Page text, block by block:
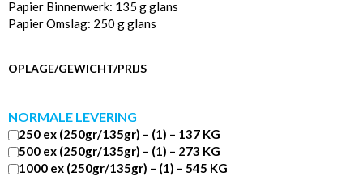
Papier Binnenwerk: 135 g glans
Papier Omslag: 250 g glans
OPLAGE/GEWICHT/PRIJS
NORMALE LEVERING
250 ex (250gr/135gr) – (1) – 137 KG
500 ex (250gr/135gr) – (1) – 273 KG
1000 ex (250gr/135gr) – (1) – 545 KG